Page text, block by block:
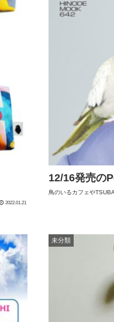
2022.01.21
12/16発売の
鳥のいるカフェや
未分類